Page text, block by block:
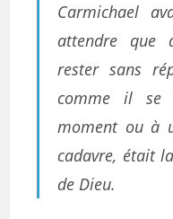
Carmichael
attendre que
rester sans
comme il se
moment ou à
cadavre, était
de Dieu.